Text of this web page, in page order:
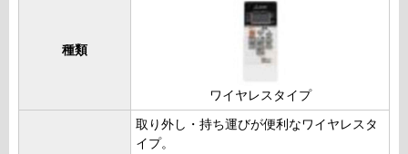
種類
ワイヤレスタイプ
取り外し・持ち運びが便利なワイヤレスタ
イプ。